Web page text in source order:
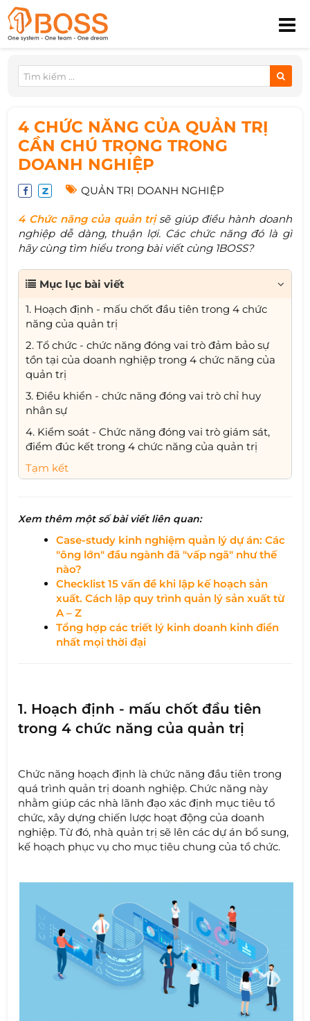
4 CHỨC NĂNG CỦA QUẢN TRỊ
CẦN CHÚ TRỌNG TRONG
DOANH NGHIỆP
QUẢN TRỊ DOANH NGHIỆP
4 Chức năng của quản trịsẽ giúp điều hành doanh
nghiệp dễ dàng, thuận lợi. Các chức năng đó là gì
hãy cùng tìm hiểu trong bài viết cùng 1BOSS?
Mục lục bài viết
1. Hoạch định - mấu chốt đầu tiên trong 4 chức
năng của quản trị
2. Tổ chức - chức năng đóng vai trò đảm bảo sự
tồn tại của doanh nghiệp trong 4 chức năng của
quản trị
3. Điều khiển - chức năng đóng vai trò chỉ huy
nhân sự
4. Kiểm soát - Chức năng đóng vai trò giám sát,
điểm đúc kết trong 4 chức năng của quản trị
Tạm kết
Xem thêm một số bài viết liên quan:
Case-study kinh nghiệm quản lý dự án: Các
"ông lớn" đầu ngành đã "vấp ngã" như thế
nào?​
Checklist 15 vấn đề khi lập kế hoạch sản
xuất. Cách lập quy trình quản lý sản xuất từ
A – Z
Tổng hợp các triết lý kinh doanh kinh điển
nhất mọi thời đại
1. Hoạch định - mấu chốt đầu tiên
trong 4 chức năng của quản trị
Chức năng hoạch định là chức năng đầu tiên trong
quá trình quản trị doanh nghiệp. Chức năng này
nhằm giúp các nhà lãnh đạo xác định mục tiêu tổ
chức, xây dựng chiến lược hoạt động của doanh
nghiệp. Từ đó, nhà quản trị sẽ lên các dự án bổ sung,
kế hoạch phục vụ cho mục tiêu chung của tổ chức.